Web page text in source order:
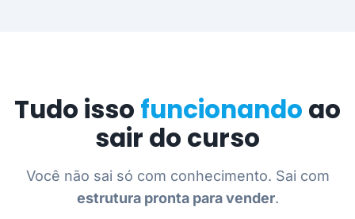
Tudo isso funcionando ao
sair do curso
Você não sai só com conhecimento. Sai com
estrutura pronta para vender.